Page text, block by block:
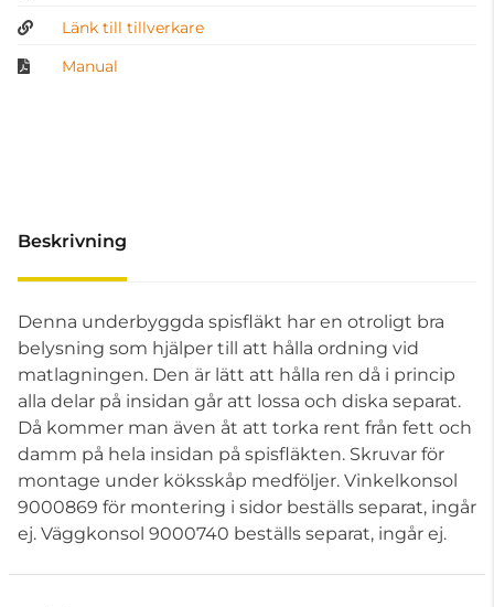
Länk till tillverkare
Manual
Beskrivning
Denna underbyggda spisfläkt har en otroligt bra
belysning som hjälper till att hålla ordning vid
matlagningen. Den är lätt att hålla ren då i princip
alla delar på insidan går att lossa och diska separat.
Då kommer man även åt att torka rent från fett och
damm på hela insidan på spisfläkten. Skruvar för
montage under köksskåp medföljer. Vinkelkonsol
9000869 för montering i sidor beställs separat, ingår
ej. Väggkonsol 9000740 beställs separat, ingår ej.